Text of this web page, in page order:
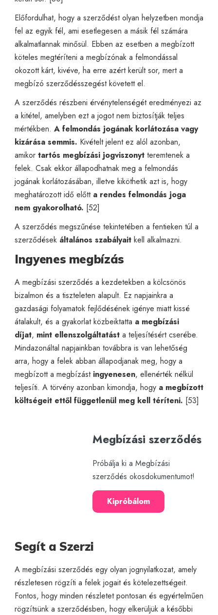
Előfordulhat, hogy a szerződést olyan helyzetben mondja
fel az egyik fél, ami esetlegesen a másik fél számára
alkalmatlannak minősül. Ebben az esetben a megbízott
köteles megtéríteni a megbízónak a felmondással
okozott kárt, kivéve, ha erre azért került sor, mert a
megbízó szerződésszegést követett el.
A szerződés részbeni érvénytelenségét eredményezi az
a kitétel, amelyben ezt a jogot nem biztosítják teljes
mértékben. A felmondás jogának korlátozása vagy
kizárása semmis. Kivételt jelent ez alól azonban,
amikor tartós megbízási jogviszonyt teremtenek a
felek. Csak ekkor állapodhatnak meg a felmondás
jogának korlátozásában, illetve kiköthetik azt is, hogy
meghatározott idő előtt a rendes felmondás joga
nem gyakorolható. [52]
A szerződés megszűnése tekintetében a fentieken túl a
szerződések általános szabályait kell alkalmazni.
Ingyenes megbízás
A megbízási szerződés a kezdetekben a kölcsönös
bizalmon és a tiszteleten alapult. Ez napjainkra a
gazdasági folyamatok fejlődésének igénye miatt kissé
átalakult, és a gyakorlat közbeiktatta a megbízási
díjat, mint ellenszolgáltatást a teljesítésért cserébe.
Mindazonáltal napjainkban továbbra is van lehetőség
arra, hogy a felek abban állapodjanak meg, hogy a
megbízott a megbízást ingyenesen, ellenérték nélkül
teljesíti. A törvény azonban kimondja, hogy a megbízott
költségeit ettől függetlenül meg kell téríteni. [53]
Megbízási szerződés
Próbálja ki a Megbízási
szerződés okosdokumentumot!
Kipróbálom
Segít a Szerzi
A megbízási szerződés egy olyan jognyilatkozat, amely
részletesen rögzíti a felek jogait és kötelezettségeit.
Fontos, hogy minden részletet pontosan és egyértelműen
rögzítsünk a szerződésben, hogy elkerüljük a későbbi